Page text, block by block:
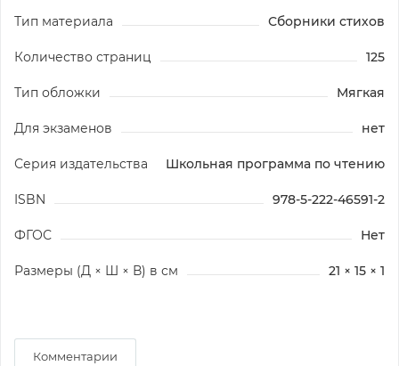
Тип материала Сборники стихов
Количество страниц 125
Тип обложки Мягкая
Для экзаменов нет
Серия издательства Школьная программа по чтению
ISBN 978-5-222-46591-2
ФГОС Нет
Размеры (Д × Ш × В) в см 21 × 15 × 1
Комментарии